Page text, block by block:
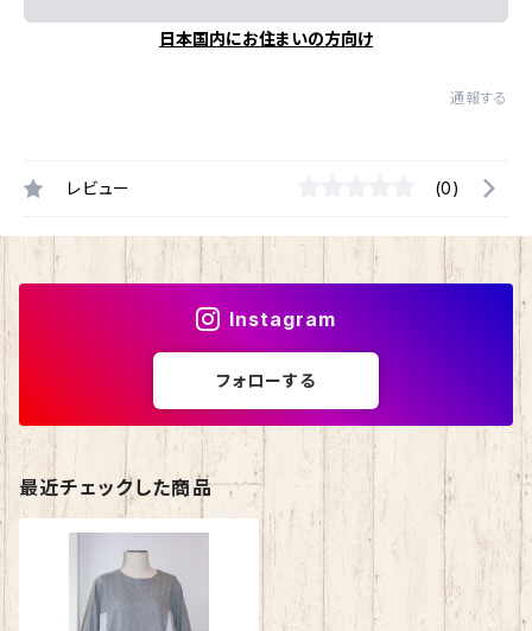
日本国内にお住まいの方向け
通報する
レビュー (0)
Instagram
フォローする
最近チェックした商品